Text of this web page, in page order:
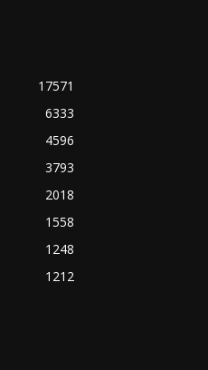
17571
6333
4596
3793
2018
1558
1248
1212